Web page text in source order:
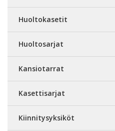
Huoltokasetit
Huoltosarjat
Kansiotarrat
Kasettisarjat
Kiinnitysyksiköt